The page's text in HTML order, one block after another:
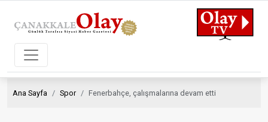
Ana Sayfa Spor Fenerbahçe, çalışmalarına devam etti